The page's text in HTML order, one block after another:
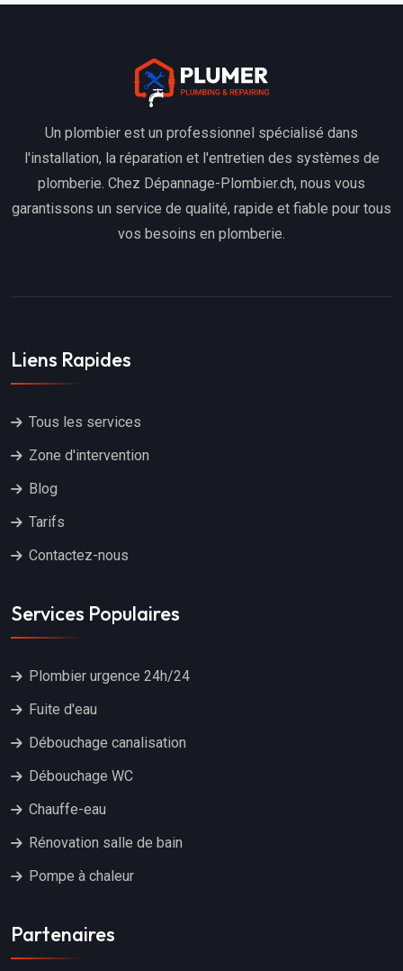
Un plombier est un professionnel spécialisé dans
l'installation, la réparation et l'entretien des systèmes de
plomberie. Chez Dépannage-Plombier.ch, nous vous
garantissons un service de qualité, rapide et fiable pour tous
vos besoins en plomberie.
Liens Rapides
Tous les services
Zone d'intervention
Blog
Tarifs
Contactez-nous
Services Populaires
Plombier urgence 24h/24
Fuite d'eau
Débouchage canalisation
Débouchage WC
Chauffe-eau
Rénovation salle de bain
Pompe à chaleur
Partenaires